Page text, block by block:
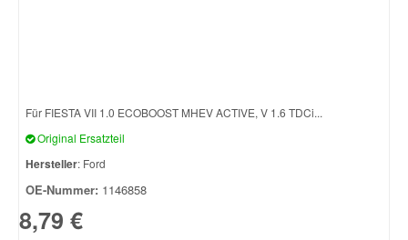
Für FIESTA VII 1.0 ECOBOOST MHEV ACTIVE, V 1.6 TDCi...
Original Ersatzteil
Hersteller: Ford
OE-Nummer: 1146858
8,79 €